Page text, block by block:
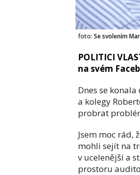
foto: Se svolením
POLITICI
na svém
Dnes se
a kolegy
probrat
Jsem moc rád,
mohli sejít na
v ucelenější a
prostoru